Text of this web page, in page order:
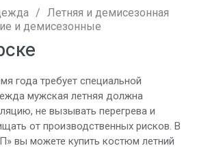
/ Летняя и демисезонная
и демисезонные
года требует специальной
мужская летняя должна
не вызывать перегрева и
от производственных рисков. В
вы можете купить костюм летний